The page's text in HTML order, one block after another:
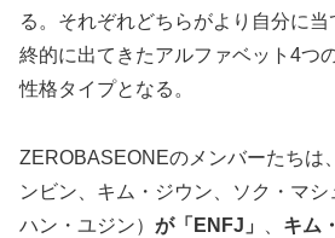
る。それぞれどちらがより自分に
終的に出てきたアルファベット4つ
性格タイプとなる。
ZEROBASEONEのメンバーたちは、
ンビン、キム・ジウン、ソク・マシ
ハン・ユジン） が「ENFJ」
キム